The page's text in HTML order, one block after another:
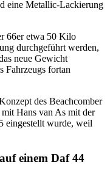
eine Metallic-Lackierung
66er etwa 50 Kilo
durchgeführt werden,
neue Gewicht
Fahrzeugs fortan
des Beachcomber
mit Hans van As mit der
eingestellt wurde, weil
einem Daf 44